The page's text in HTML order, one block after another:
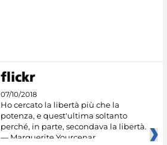
07/10/2018
Ho cercato la libertà più che la
potenza, e quest'ultima soltanto
perché, in parte, secondava la libertà.
— Marguerite Yourcenar